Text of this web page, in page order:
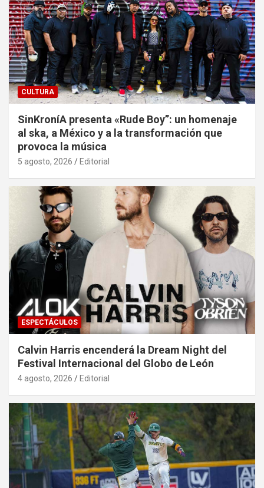
CULTURA
SinKroníA presenta «Rude Boy”: un homenaje
al ska, a México y a la transformación que
provoca la música
5 agosto, 2026 Editorial
ESPECTÁCULOS
Calvin Harris encenderá la Dream Night del
Festival Internacional del Globo de León
4 agosto, 2026 Editorial